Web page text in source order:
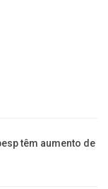
têm aumento de